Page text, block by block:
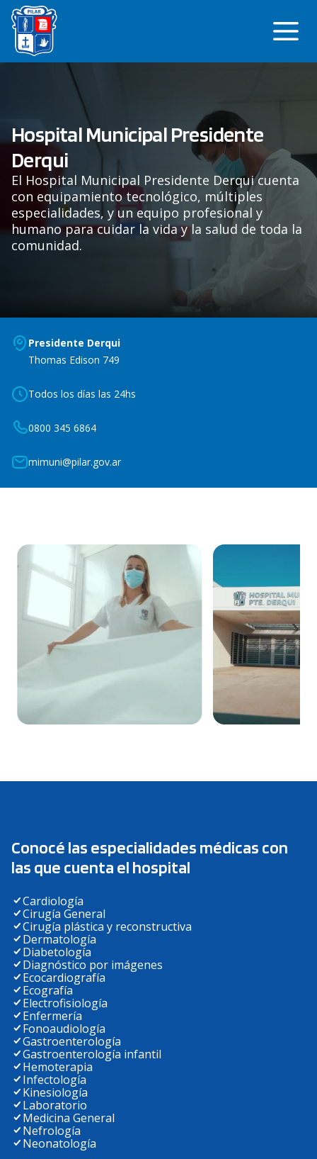
Saltar
contenido
Hospital Municipal Presidente
Derqui
El Hospital Municipal Presidente Derqui cuenta
con equipamiento tecnológico, múltiples
especialidades, y un equipo profesional y
humano para cuidar la vida y la salud de toda la
comunidad.
Presidente Derqui
Thomas Edison 749
Todos los días las 24hs
0800 345 6864
mimuni@pilar.gov.ar
Conocé las especialidades médicas con
las que cuenta el hospital
Cardiología
Cirugía General
Cirugía plástica y reconstructiva
Dermatología
Diabetología
Diagnóstico por imágenes
Ecocardiografía
Ecografía
Electrofisiología
Enfermería
Fonoaudiología
Gastroenterología
Gastroenterología infantil
Hemoterapia
Infectología
Kinesiología
Laboratorio
Medicina General
Nefrología
Neonatología